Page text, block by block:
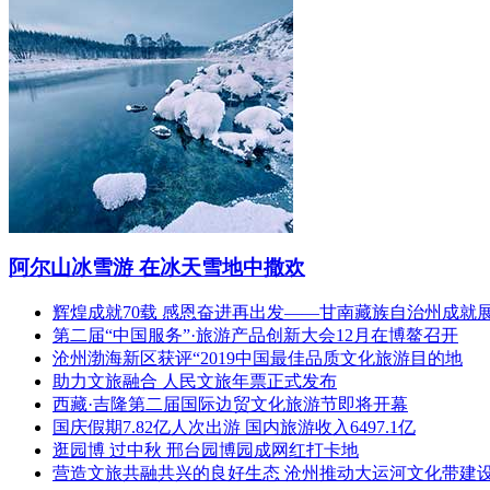
阿尔山冰雪游 在冰天雪地中撒欢
辉煌成就70载 感恩奋进再出发——甘南藏族自治州成就
第二届“中国服务”·旅游产品创新大会12月在博鳌召开
沧州渤海新区获评“2019中国最佳品质文化旅游目的地
助力文旅融合 人民文旅年票正式发布
西藏·吉隆第二届国际边贸文化旅游节即将开幕
国庆假期7.82亿人次出游 国内旅游收入6497.1亿
逛园博 过中秋 邢台园博园成网红打卡地
营造文旅共融共兴的良好生态 沧州推动大运河文化带建